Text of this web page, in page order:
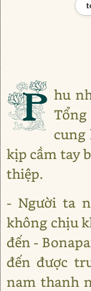
P hu
cung
kịp cầm tay
thiệp.
- Người ta
không chịu
đến -
đến được
nam thanh